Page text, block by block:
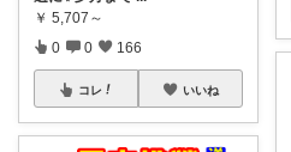
￥ 5,707～
0 0 166
コレ いいね